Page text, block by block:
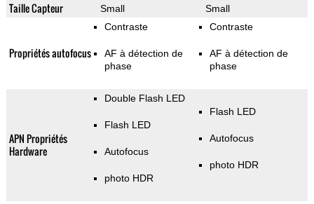
Taille Capteur Small Small
Propriétés autofocus
Contraste
AF à détection de
phase
Contraste
AF à détection de
phase
APN Propriétés
Hardware
Double Flash LED
Flash LED
Autofocus
photo HDR
Flash LED
Autofocus
photo HDR